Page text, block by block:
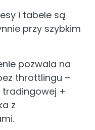
i tabele są
przy szybkim
pozwala na
throttlingu –
+
z